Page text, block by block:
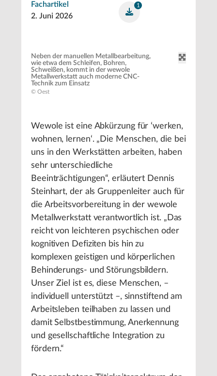
Fachartikel
2. Juni 2026
1
Neben der manuellen Metallbearbeitung,
wie etwa dem Schleifen, Bohren,
Schweißen, kommt in der wewole
Metallwerkstatt auch moderne CNC-
Technik zum Einsatz
© Oest
Wewole ist eine Abkürzung für ‘werken,
wohnen, lernen‘. „Die Menschen, die bei
uns in den Werkstätten arbeiten, haben
sehr unterschiedliche
Beeinträchtigungen“, erläutert Dennis
Steinhart, der als Gruppenleiter auch für
die Arbeitsvorbereitung in der wewole
Metallwerkstatt verantwortlich ist. „Das
reicht von leichteren psychischen oder
kognitiven Defiziten bis hin zu
komplexen geistigen und körperlichen
Behinderungs- und Störungsbildern.
Unser Ziel ist es, diese Menschen, –
individuell unterstützt –, sinnstiftend am
Arbeitsleben teilhaben zu lassen und
damit Selbstbestimmung, Anerkennung
und gesellschaftliche Integration zu
fördern.“